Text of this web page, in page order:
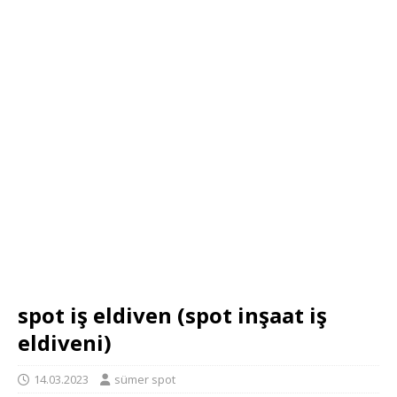
spot iş eldiven (spot inşaat iş
eldiveni)
14.03.2023 sümer spot